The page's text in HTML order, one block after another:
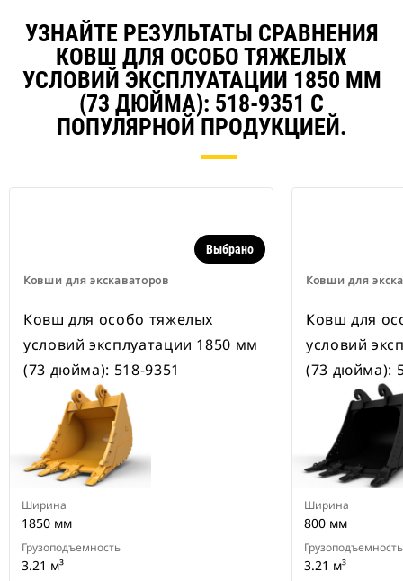
навесного оборудования,
рассчитанные на ширину для
рытья траншей.
В навесном оборудовании,
совместимом со специальным
устройством для быстрой смены
навесного оборудования CW,
применяются неподвижно
быстрой смены навесного
оборудования CW оснащены
надежного удержания навесного
В наличии имеются
специальные устройства для
быстрой смены навесного
оборудования CW для всех
УЗНАЙТЕ РЕЗУЛЬТАТЫ СРАВНЕНИЯ
КОВШ ДЛЯ ОСОБО ТЯЖЕЛЫХ
УСЛОВИЙ ЭКСПЛУАТАЦИИ 1850 ММ
(73 ДЮЙМА): 518-9351 С
ПОПУЛЯРНОЙ ПРОДУКЦИЕЙ.
Ковши для экскаваторов
Выбрано
Ковш для особо тяжелых
условий эксплуатации 1850 мм
(73 дюйма): 518-9351
Ширина
1850 мм
Грузоподъемность
3.21 м³
Ковши для
Ковш для
условий
(73 дюйма):
Ширина
800 мм
Грузоподъемность
3.21 м³